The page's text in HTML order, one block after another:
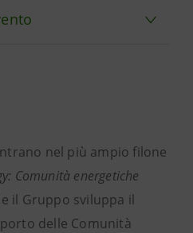
nel più ampio filone
Comunità energetiche
il Gruppo sviluppa il
delle Comunità